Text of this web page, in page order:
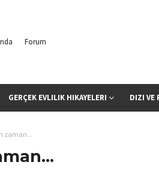
Forum
GERÇEK EVLILIK HIKAYELERI DIZI VE
zaman...